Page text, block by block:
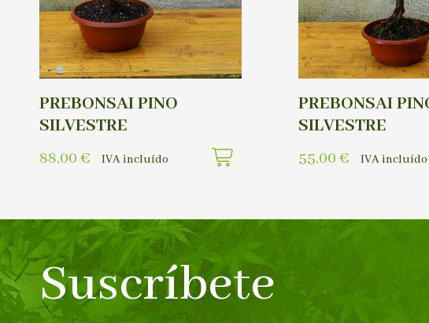
PREBONSAI PINO
SILVESTRE
88,00 € IVA incluído
PREBONSAI
SILVESTRE
55,00 € IVA incluído
Suscríbete